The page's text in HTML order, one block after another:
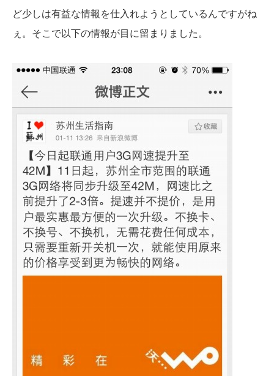
ど少しは有益な情報を仕入れようとしているんですがね
ぇ。そこで以下の情報が目に留まりました。